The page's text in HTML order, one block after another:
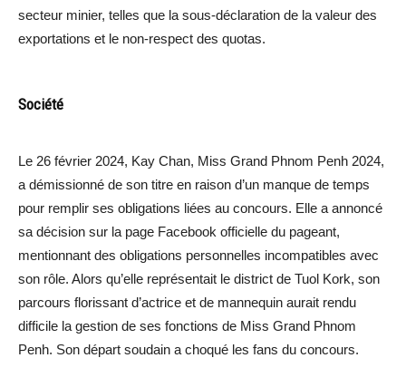
secteur minier, telles que la sous-déclaration de la valeur des
exportations et le non-respect des quotas.
Société
Le 26 février 2024, Kay Chan, Miss Grand Phnom Penh 2024,
a démissionné de son titre en raison d’un manque de temps
pour remplir ses obligations liées au concours. Elle a annoncé
sa décision sur la page Facebook officielle du pageant,
mentionnant des obligations personnelles incompatibles avec
son rôle. Alors qu’elle représentait le district de Tuol Kork, son
parcours florissant d’actrice et de mannequin aurait rendu
difficile la gestion de ses fonctions de Miss Grand Phnom
Penh. Son départ soudain a choqué les fans du concours.